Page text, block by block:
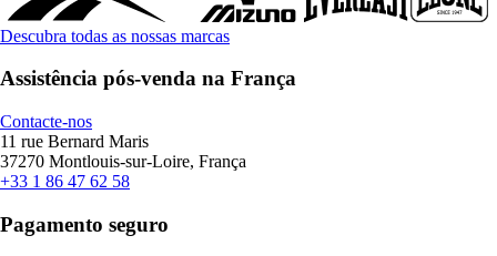
Descubra todas as nossas marcas
Assistência pós-venda na França
Contacte-nos
11 rue Bernard Maris
37270 Montlouis-sur-Loire, França
+33 1 86 47 62 58
Pagamento seguro